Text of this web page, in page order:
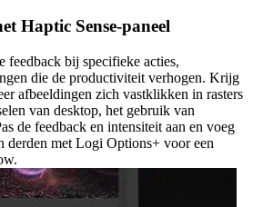
Haptic Sense-paneel
feedback bij specifieke acties,
die de productiviteit verhogen. Krijg
afbeeldingen zich vastklikken in rasters
van desktop, het gebruik van
de feedback en intensiteit aan en voeg
derden met Logi Options+ voor een